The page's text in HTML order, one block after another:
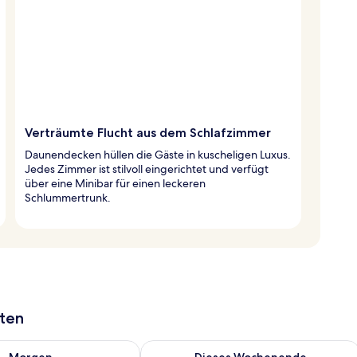
Verträumte Flucht aus dem Schlafzimmer
Daunendecken hüllen die Gäste in kuscheligen Luxus.
Jedes Zimmer ist stilvoll eingerichtet und verfügt
über eine Minibar für einen leckeren
Schlummertrunk.
Aug. 9. für morgen, Aug. 9 - Aug. 10.
Überprüfe die Verfügbarkeit für